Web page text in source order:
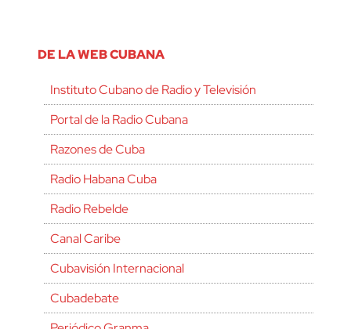
DE LA WEB CUBANA
Instituto Cubano de Radio y Televisión
Portal de la Radio Cubana
Razones de Cuba
Radio Habana Cuba
Radio Rebelde
Canal Caribe
Cubavisión Internacional
Cubadebate